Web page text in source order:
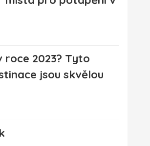
roce 2023? Tyto
jsou skvělou